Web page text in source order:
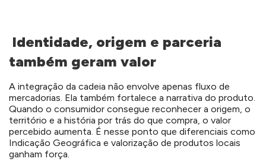
Identidade, origem e parceria
também geram valor
A integração da cadeia não envolve apenas fluxo de
mercadorias. Ela também fortalece a narrativa do produto.
Quando o consumidor consegue reconhecer a origem, o
território e a história por trás do que compra, o valor
percebido aumenta. É nesse ponto que diferenciais como
Indicação Geográfica e valorização de produtos locais
ganham força.